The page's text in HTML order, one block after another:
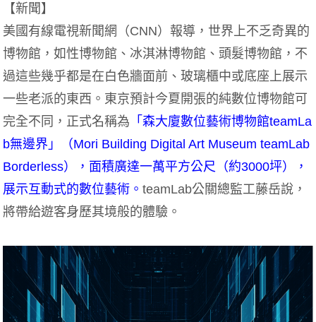
【新聞】
美國有線電視新聞網（CNN）報導，世界上不乏奇異的
博物館，如性博物館、冰淇淋博物館、頭髮博物館，不
過這些幾乎都是在白色牆面前、玻璃櫃中或底座上展示
一些老派的東西。東京預計今夏開張的純數位博物館可
完全不同，正式名稱為 「森大廈數位藝術博物館teamLa
b無邊界」（Mori Building Digital Art Museum teamLab
Borderless），面積廣達一萬平方公尺（約3000坪），
展示互動式的數位藝術。teamLab公關總監工藤岳說，
將帶給遊客身歷其境般的體驗。